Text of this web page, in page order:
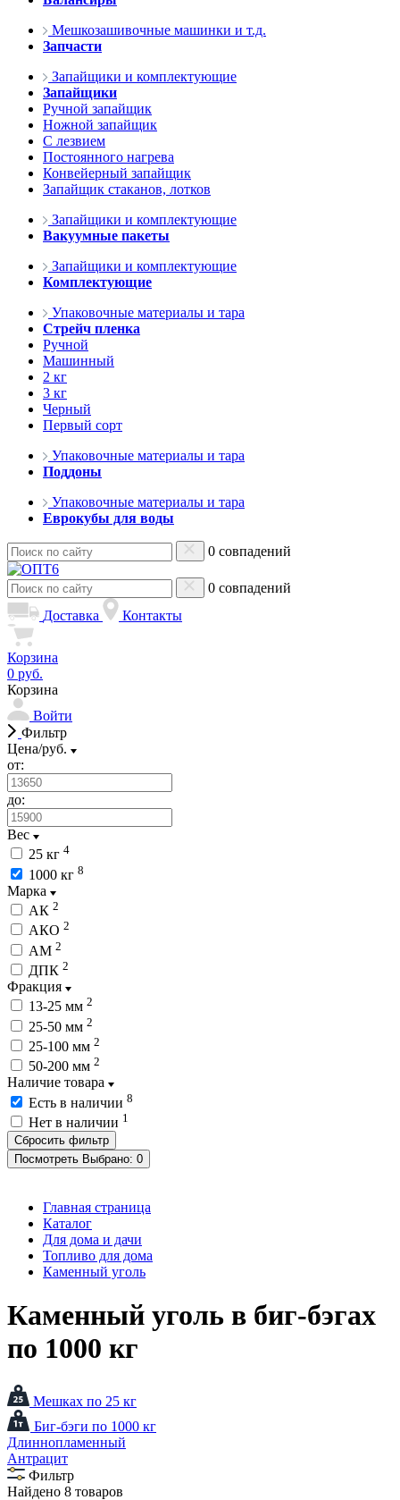
Мешкозашивочные машинки и т.д.
Запчасти
Запайщики и комплектующие
Запайщики
Ручной запайщик
Ножной запайщик
С лезвием
Постоянного нагрева
Конвейерный запайщик
Запайщик стаканов, лотков
Запайщики и комплектующие
Вакуумные пакеты
Запайщики и комплектующие
Комплектующие
Упаковочные материалы и тара
Стрейч пленка
Ручной
Машинный
2 кг
3 кг
Черный
Первый сорт
Упаковочные материалы и тара
Поддоны
Упаковочные материалы и тара
Еврокубы для воды
0 совпадений
0 совпадений
Доставка
Контакты
Корзина
0 руб.
Корзина
Войти
Фильтр
Цена/руб.
от:
до:
Вес
25 кг 4
1000 кг 8
Марка
АК 2
АКО 2
АМ 2
ДПК 2
Фракция
13-25 мм 2
25-50 мм 2
25-100 мм 2
50-200 мм 2
Наличие товара
Есть в наличии 8
Нет в наличии 1
Посмотреть Выбрано: 0
Главная страница
Каталог
Для дома и дачи
Топливо для дома
Каменный уголь
Каменный уголь в биг-бэгах
по 1000 кг
Мешках по 25 кг
Биг-бэги по 1000 кг
Длиннопламенный
Антрацит
Фильтр
Найдено 8 товаров